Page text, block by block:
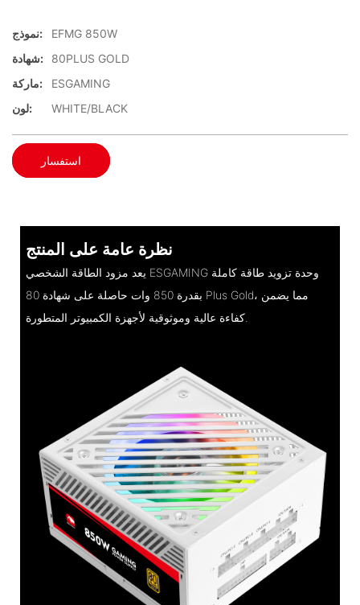
نموذج:
EFMG 850W
شهادة:
80PLUS GOLD
ماركة:
ESGAMING
لون:
WHITE/BLACK
استفسار
نظرة عامة على المنتج
يعد مزود الطاقة الشخصي ESGAMING وحدة تزويد طاقة كاملة
بقدرة 850 وات حاصلة على شهادة 80 Plus Gold، مما يضمن
كفاءة عالية وموثوقية لأجهزة الكمبيوتر المتطورة.